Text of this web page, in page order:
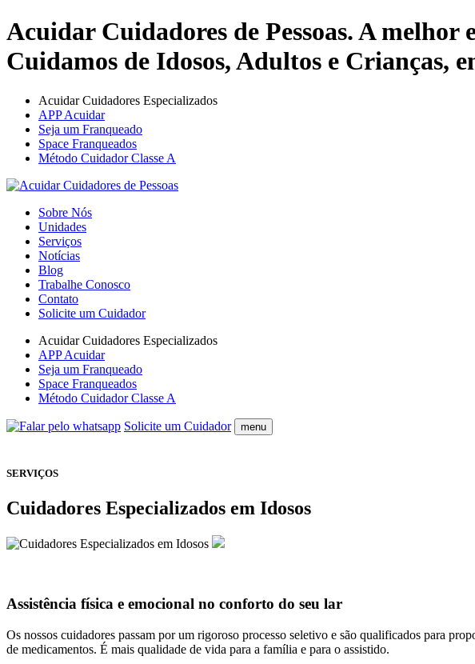
Acuidar Cuidadores de Pessoas. A
Cuidamos de Idosos, Adultos e Crianças,
Acuidar Cuidadores Especializados
APP Acuidar
Seja um Franqueado
Space Franqueados
Método Cuidador Classe A
Sobre Nós
Unidades
Serviços
Notícias
Blog
Trabalhe Conosco
Contato
Solicite um Cuidador
Acuidar Cuidadores Especializados
APP Acuidar
Seja um Franqueado
Space Franqueados
Método Cuidador Classe A
Solicite um Cuidador menu
SERVIÇOS
Cuidadores Especializados em Idosos
Assistência física e emocional no conforto do seu lar
Os nossos cuidadores passam por um rigoroso processo seletivo e são qualificados para
de medicamentos. É mais qualidade de vida para a família e para o assistido.